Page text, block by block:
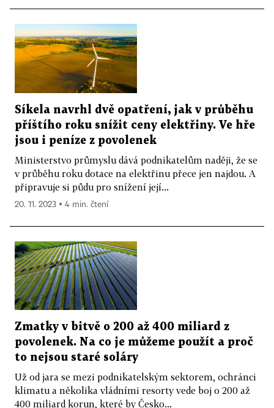
Síkela navrhl dvě opatření, jak v průběhu
příštího roku snížit ceny elektřiny. Ve hře
jsou i peníze z povolenek
Ministerstvo průmyslu dává podnikatelům naději, že se
v průběhu roku dotace na elektřinu přece jen najdou. A
připravuje si půdu pro snížení její...
20. 11. 2023 ▪ 4 min. čtení
Zmatky v bitvě o 200 až 400 miliard z
povolenek. Na co je můžeme použít a proč
to nejsou staré soláry
Už od jara se mezi podnikatelským sektorem, ochránci
klimatu a několika vládními resorty vede boj o 200 až
400 miliard korun, které by Česko...